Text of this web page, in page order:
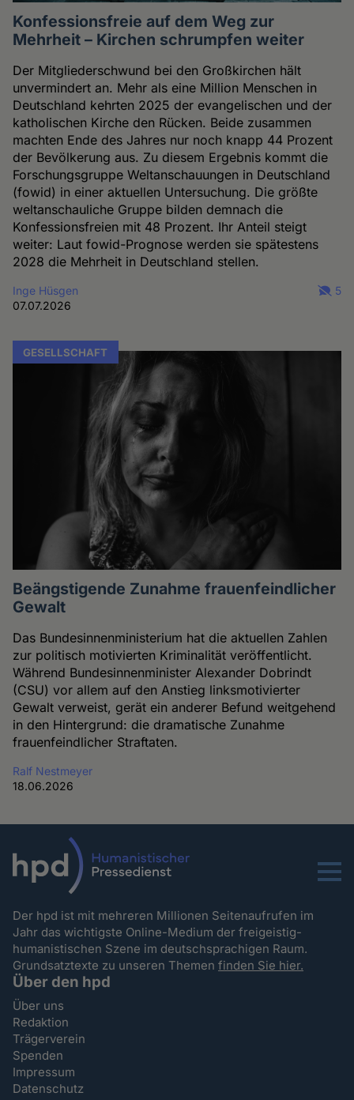
Konfessionsfreie auf dem Weg zur
Mehrheit – Kirchen schrumpfen weiter
Der Mitgliederschwund bei den Großkirchen hält
unvermindert an. Mehr als eine Million Menschen in
Deutschland kehrten 2025 der evangelischen und der
katholischen Kirche den Rücken. Beide zusammen
machten Ende des Jahres nur noch knapp 44 Prozent
der Bevölkerung aus. Zu diesem Ergebnis kommt die
Forschungsgruppe Weltanschauungen in Deutschland
(fowid) in einer aktuellen Untersuchung. Die größte
weltanschauliche Gruppe bilden demnach die
Konfessionsfreien mit 48 Prozent. Ihr Anteil steigt
weiter: Laut fowid-Prognose werden sie spätestens
2028 die Mehrheit in Deutschland stellen.
Inge Hüsgen
07.07.2026
5
GESELLSCHAFT
Beängstigende Zunahme frauenfeindlicher
Gewalt
Das Bundesinnenministerium hat die aktuellen Zahlen
zur politisch motivierten Kriminalität veröffentlicht.
Während Bundesinnenminister Alexander Dobrindt
(CSU) vor allem auf den Anstieg linksmotivierter
Gewalt verweist, gerät ein anderer Befund weitgehend
in den Hintergrund: die dramatische Zunahme
frauenfeindlicher Straftaten.
Ralf Nestmeyer
18.06.2026
Menu
Der hpd ist mit mehreren Millionen Seitenaufrufen im
Jahr das wichtigste Online-Medium der freigeistig-
humanistischen Szene im deutschsprachigen Raum.
Grundsatztexte zu unseren Themenfinden Sie hier.
Über den hpd
Über uns
Redaktion
Trägerverein
Spenden
Impressum
Datenschutz